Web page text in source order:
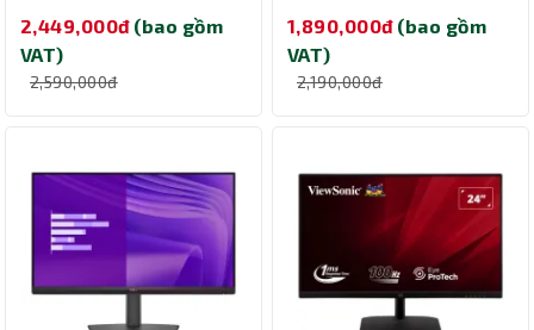
inch/ 1920 x 1080/ 250
cd/m2/ 4ms/ 100Hz)
2,449,000đ (bao gồm
VAT)
2,590,000đ
cd/m2/ 1ms/ 100Hz)
1,890,000đ (bao gồm
VAT)
2,190,000đ